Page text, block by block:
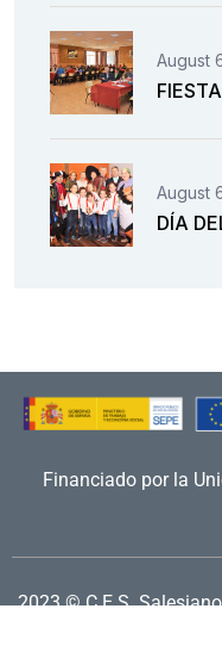
August
August
DÍA
Financiado por la
2023 © C.E.S.